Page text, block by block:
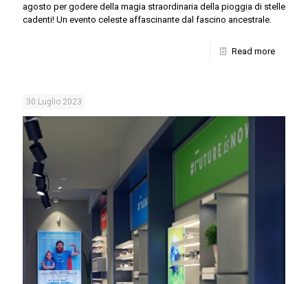
agosto per godere della magia straordinaria della pioggia di stelle
cadenti! Un evento celeste affascinante dal fascino ancestrale.
Read more
30 Luglio 2023